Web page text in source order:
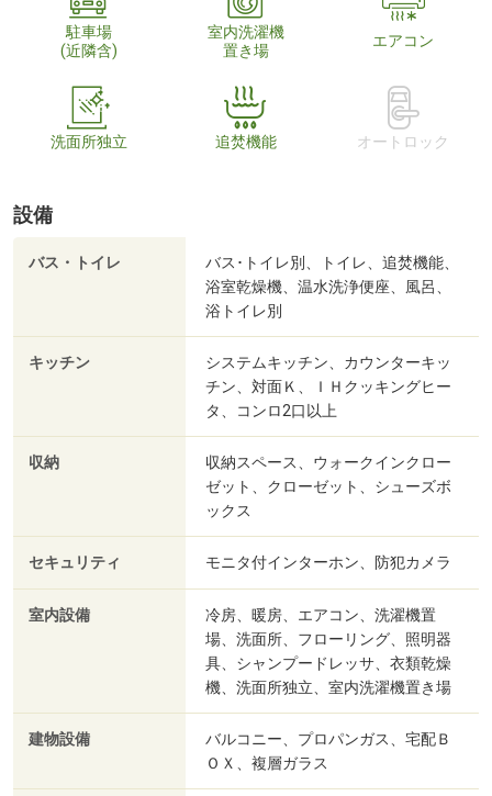
駐車場
(近隣含)
室内洗濯機
置き場
エアコン
洗面所独立 追焚機能 オートロック
設備
バス・トイレ
バス･トイレ別、トイレ、追焚機能、
浴室乾燥機、温水洗浄便座、風呂、
浴トイレ別
キッチン
システムキッチン、カウンターキッ
チン、対面Ｋ、ＩＨクッキングヒー
タ、コンロ2口以上
収納
収納スペース、ウォークインクロー
ゼット、クローゼット、シューズボ
ックス
セキュリティ モニタ付インターホン、防犯カメラ
室内設備
冷房、暖房、エアコン、洗濯機置
場、洗面所、フローリング、照明器
具、シャンプードレッサ、衣類乾燥
機、洗面所独立、室内洗濯機置き場
建物設備
バルコニー、プロパンガス、宅配Ｂ
ＯＸ、複層ガラス